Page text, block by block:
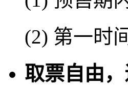
(2) 第一时
取票自由